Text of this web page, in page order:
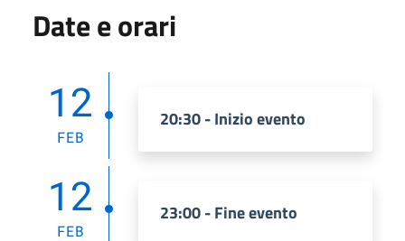
Date e orari
12
FEB
20:30 - Inizio evento
12
FEB
23:00 - Fine evento